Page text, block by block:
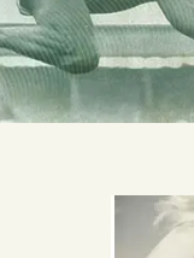
ΣΧΕΤΙΚΑ ΜΕ ΕΜΑΣ
ΝΕΑ
ΕΠΙΚΟΙΝΩΝΙΑ